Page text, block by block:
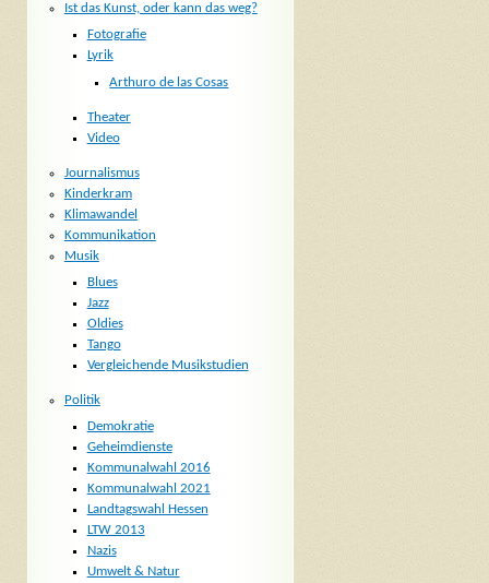
Ist das Kunst, oder kann das weg?
Fotografie
Lyrik
Arthuro de las Cosas
Theater
Video
Journalismus
Kinderkram
Klimawandel
Kommunikation
Musik
Blues
Jazz
Oldies
Tango
Vergleichende Musikstudien
Politik
Demokratie
Geheimdienste
Kommunalwahl 2016
Kommunalwahl 2021
Landtagswahl Hessen
LTW 2013
Nazis
Umwelt & Natur